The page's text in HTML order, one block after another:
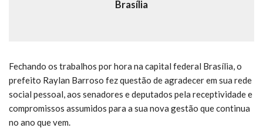
Brasília
Fechando os trabalhos por hora na capital federal Brasília, o
prefeito Raylan Barroso fez questão de agradecer em sua rede
social pessoal, aos senadores e deputados pela receptividade e
compromissos assumidos para a sua nova gestão que continua
no ano que vem.